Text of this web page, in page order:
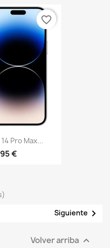
Pro Max...
€
favorite_border
Siguiente 
Volver arriba 